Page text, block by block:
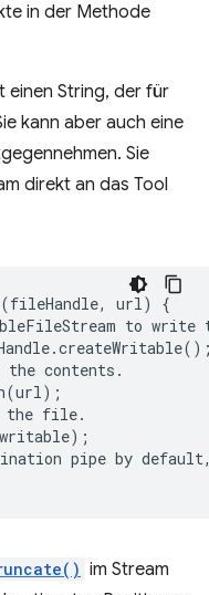
in der Methode
einen String, der für
kann aber auch eine
Sie
direkt an das Tool
(fileHandle, url)
{
to write
.createWritable
the contents .
(url);
the file.
writable);
pipe by default
im Stream